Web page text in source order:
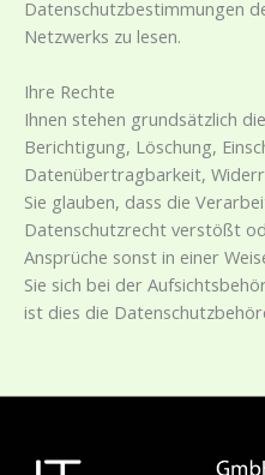
Datenschutzbestimmungen
Netzwerks zu lesen.
Ihre Rechte
Ihnen stehen grundsätzlich
Berichtigung, Löschung,
Datenübertragbarkeit,
Sie glauben, dass die
Datenschutzrecht verstößt
Ansprüche sonst in einer
Sie sich bei der
ist dies die